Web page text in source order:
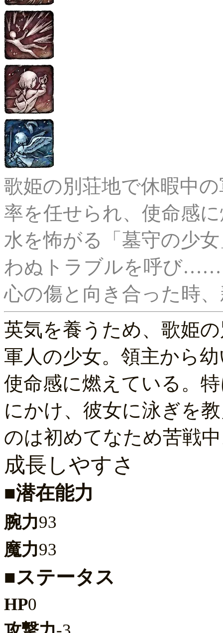
歌姫の別荘地で休暇中
率を任せられ、使命感
水を怖がる「墓守の少
わぬトラブルを呼び……
英気を養うため、歌姫
軍人の少女。領主から
使命感に燃えている。
にかけ、彼女に泳ぎを
のは初めてなため苦戦
成長しやすさ
■潜在能力
腕力93
魔力93
■ステータス
HP0